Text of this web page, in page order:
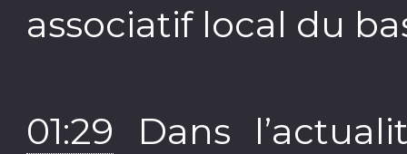
associatif local du
01:29 Dans